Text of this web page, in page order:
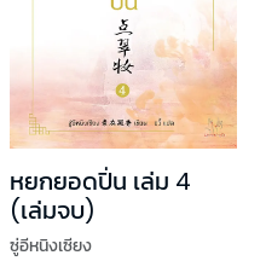
หยกยอดปิ่น เล่ม 4
(เล่มจบ)
ซู่อีหนิงเซียง